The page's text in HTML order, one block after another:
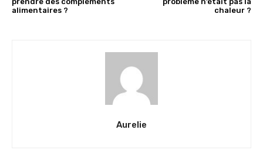
alimentaires ?
chaleur ?
Aurelie